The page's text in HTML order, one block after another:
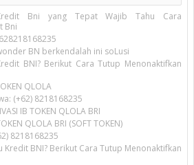
Bni yang Tepat Wajib Tahu Cara
Bni
BN berkendalah ini soLusi
BNI? Berikut Cara Tutup Menonaktifkan
QLOLA
(+62) 8218168235
IB TOKEN QLOLA BRI
QLOLA BRI (SOFT TOKEN)
8218168235
Kredit BNI? Berikut Cara Tutup Menonaktifkan